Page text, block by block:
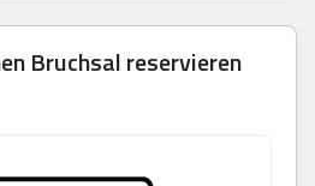
Bruchsalreservieren